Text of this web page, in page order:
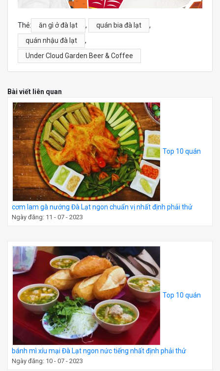
Thẻ: ăn gì ở đà lạt , quán bia đà lạt
,
quán nhậu đà lạt
,
Under Cloud Garden Beer & Coffee
Bài viết liên quan
Top 10 quán
cơm lam gà nướng Đà Lạt ngon chuẩn vị nhất định phải thử
Ngày đăng: 11 - 07 - 2023
Top 10 quán
bánh mì xíu mại Đà Lạt ngon nức tiếng nhất định phải thử
Ngày đăng: 10 - 07 - 2023